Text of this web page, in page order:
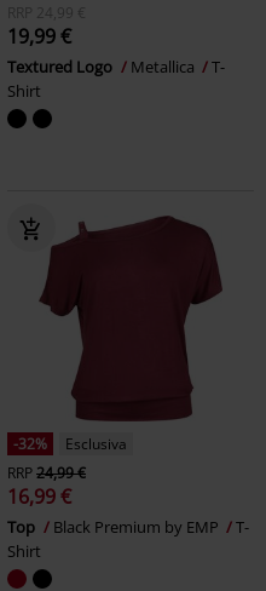
RRP
24,99 €
19,99 €
Textured Logo Metallica
T-
Shirt
-32%
Esclusiva
RRP24,99 €
16,99 €
Top Black Premium by EMP
T-
Shirt